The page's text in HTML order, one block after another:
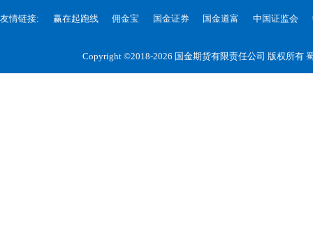
友情链接: 赢在起跑线 佣金宝 国金证券 国金道富 中国证监会
Copyright ©2018-2026 国金期货有限责任公司 版权所有